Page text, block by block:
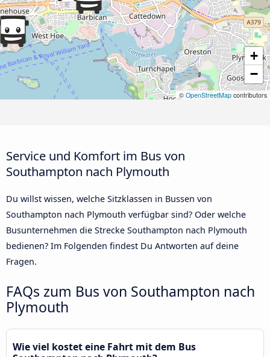
+
−
© OpenStreetMap contributors
Service und Komfort im Bus von
Southampton nach Plymouth
Du willst wissen, welche Sitzklassen in Bussen von
Southampton nach Plymouth verfügbar sind? Oder welche
Busunternehmen die Strecke Southampton nach Plymouth
bedienen? Im Folgenden findest Du Antworten auf deine
Fragen.
FAQs zum Bus von Southampton nach
Plymouth
Wie viel kostet eine Fahrt mit dem Bus